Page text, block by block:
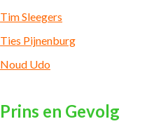
Tim Sleegers
Ties Pijnenburg
Noud Udo
Prins en Gevolg